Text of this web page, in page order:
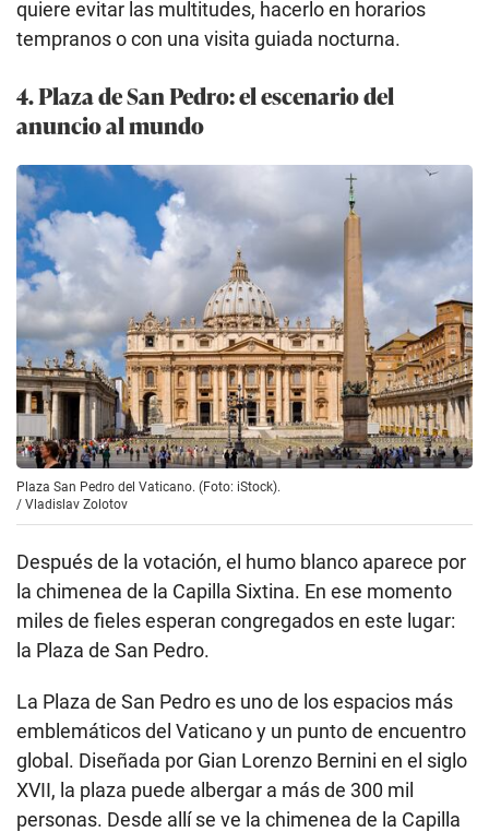
quiere evitar las multitudes, hacerlo en horarios
tempranos o con una visita guiada nocturna.
4. Plaza de San Pedro: el escenario del
anuncio al mundo
Plaza San Pedro del Vaticano. (Foto: iStock).
/ Vladislav Zolotov
Después de la votación, el humo blanco aparece por
la chimenea de la Capilla Sixtina. En ese momento
miles de fieles esperan congregados en este lugar:
la Plaza de San Pedro.
La Plaza de San Pedro es uno de los espacios más
emblemáticos del Vaticano y un punto de encuentro
global. Diseñada por Gian Lorenzo Bernini en el siglo
XVII, la plaza puede albergar a más de 300 mil
personas. Desde allí se ve la chimenea de la Capilla